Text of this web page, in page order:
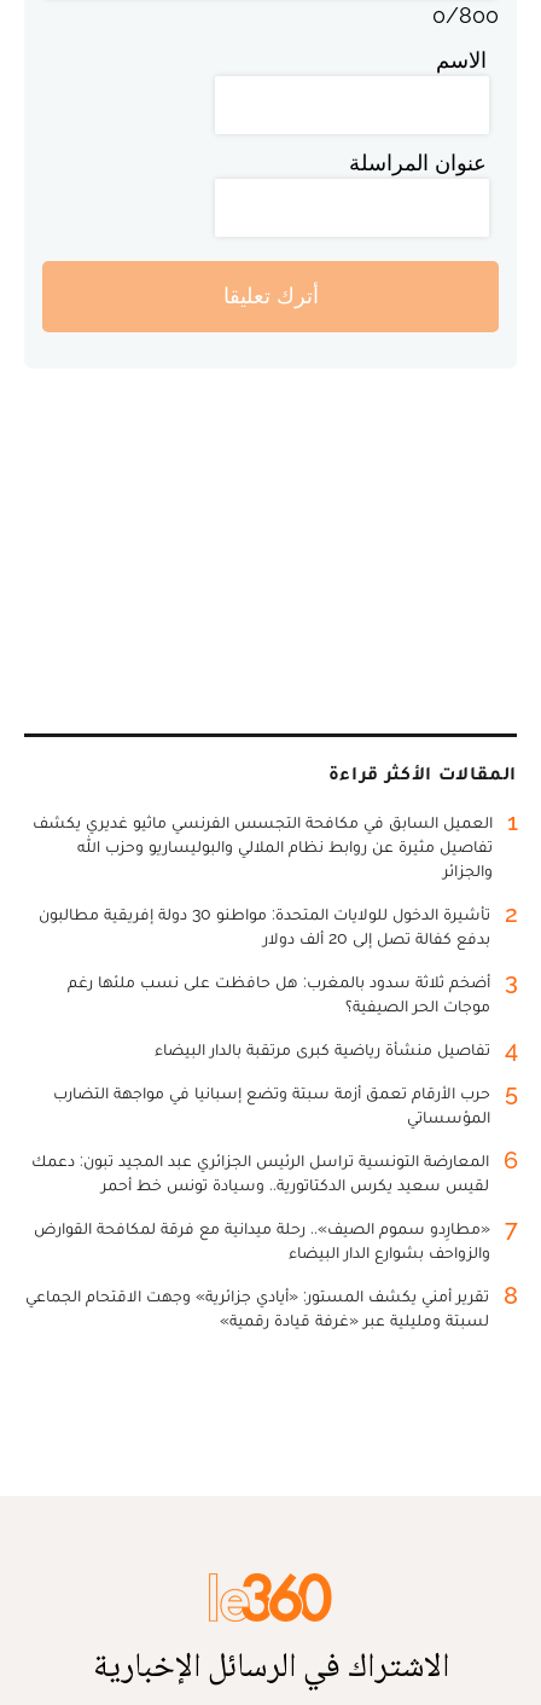
0/800
الاسم
عنوان المراسلة
أترك تعليقا
المقالات الأكثر قراءة
1
العميل السابق في مكافحة التجسس الفرنسي ماثيو غديري يكشف
تفاصيل مثيرة عن روابط نظام الملالي والبوليساريو وحزب الله
والجزائر
2
تأشيرة الدخول للولايات المتحدة: مواطنو 30 دولة إفريقية مطالبون
بدفع كفالة تصل إلى 20 ألف دولار
3
أضخم ثلاثة سدود بالمغرب: هل حافظت على نسب ملئها رغم
موجات الحر الصيفية؟
4 تفاصيل منشأة رياضية كبرى مرتقبة بالدار البيضاء
5
حرب الأرقام تعمق أزمة سبتة وتضع إسبانيا في مواجهة التضارب
المؤسساتي
6
المعارضة التونسية تراسل الرئيس الجزائري عبد المجيد تبون: دعمك
لقيس سعيد يكرس الدكتاتورية.. وسيادة تونس خط أحمر
7
«مطارِدو سموم الصيف».. رحلة ميدانية مع فرقة لمكافحة القوارض
والزواحف بشوارع الدار البيضاء
8
تقرير أمني يكشف المستور: «أيادي جزائرية» وجهت الاقتحام الجماعي
لسبتة ومليلية عبر «غرفة قيادة رقمية»
الاشتراك في الرسائل الإخبارية